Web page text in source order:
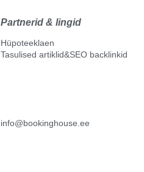
Partnerid & lingid
Hüpoteeklaen
Tasulised artiklid&SEO backlinkid
info@bookinghouse.ee